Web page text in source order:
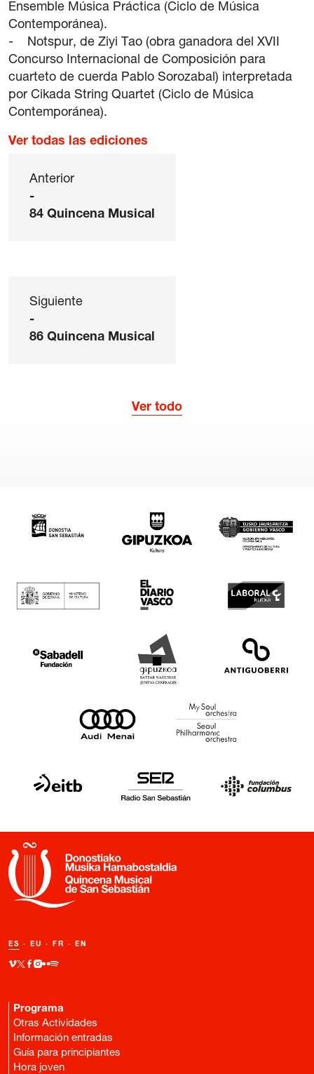
Ensemble Música Práctica (Ciclo de Música
Contemporánea).
- Notspur, de Ziyi Tao (obra ganadora del XVII
Concurso Internacional de Composición para
cuarteto de cuerda Pablo Sorozabal) interpretada
por Cikada String Quartet (Ciclo de Música
Contemporánea).
Ver todas las ediciones
Anterior
-
84 Quincena Musical
Siguiente
-
86 Quincena Musical
Ver todo
ES · EU · FR · EN
Programa
Otras Actividades
Información entradas
Guía para principiantes
Hora joven